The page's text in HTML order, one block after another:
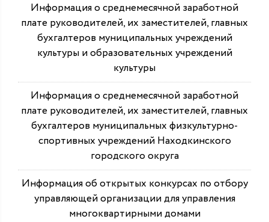
Информация о среднемесячной заработной
плате руководителей, их заместителей, главных
бухгалтеров муниципальных учреждений
культуры и образовательных учреждений
культуры
Информация о среднемесячной заработной
плате руководителей, их заместителей, главных
бухгалтеров муниципальных физкультурно-
спортивных учреждений Находкинского
городского округа
Информация об открытых конкурсах по отбору
управляющей организации для управления
многоквартирными домами